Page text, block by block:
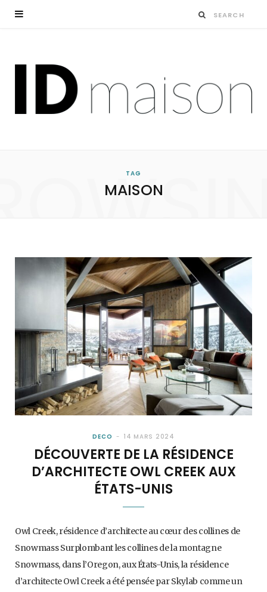
TAG
MAISON
DECO 14 MARS 2024
DÉCOUVERTE DE LA RÉSIDENCE
D’ARCHITECTE OWL CREEK AUX
ÉTATS-UNIS
Owl Creek, résidence d’architecte au cœur des collines de
Snowmass Surplombant les collines de la montagne
Snowmass, dans l’Oregon, aux États-Unis, la résidence
d’architecte Owl Creek a été pensée par Skylab comme un